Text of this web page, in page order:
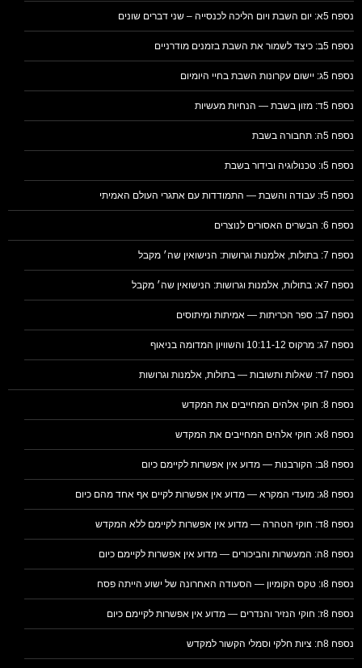
נספח 5א: יום השבת ויום הליכה לכנסייה – שני דברים שונים
נספח 5ב: כיצד לשמור את השבת בזמנים מודרניים
נספח 5ג: יישום עקרונות השבת בחיי היומיום
נספח 5ד: מזון בשבת — הנחיות מעשיות
נספח 5ה: תחבורה בשבת
נספח 5ו: טכנולוגיה ובידור בשבת
נספח 5ז: עבודה והשבת — התמודדות עם אתגרי העולם האמיתי
נספח 6: הבשרים האסורים לנוצרים
נספח 7: בתולות, אלמנות וגרושות: הנישואין שה׳ מקבל
נספח 7א: בתולות, אלמנות וגרושות: הנישואין שה׳ מקבל
נספח 7ב: ספר הכריתות — אמיתות ומיתוסים
נספח 7ג: מרקוס 10:11-12 והשוויון המדומה בניאוף
נספח 7ד: שאלות ותשובות — בתולות, אלמנות וגרושות
נספח 8: חוקי אלהים המחייבים את המקדש
נספח 8א: חוקי אלהים המחייבים את המקדש
נספח 8ב: הקורבנות — מדוע אין אפשרות לקיימם כיום
נספח 8ג: מועדי המקרא — מדוע אין אפשרות לקיים אף אחד מהם כיום
נספח 8ד: חוקי הטהרה — מדוע אין אפשרות לקיימם ללא המקדש
נספח 8ה: המעשרות והביכורים — מדוע אין אפשרות לקיימם כיום
נספח 8ו: טקס הקומיון — הסעודה האחרונה של ישוע הייתה פסח
נספח 8ז: חוקי הנזיר והנדרים — מדוע אין אפשרות לקיימם כיום
נספח 8ח: ציות חלקי וסמלי הקשור למקדש